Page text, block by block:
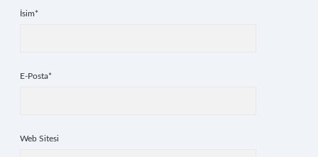
İsim*
E-Posta*
Web Sitesi